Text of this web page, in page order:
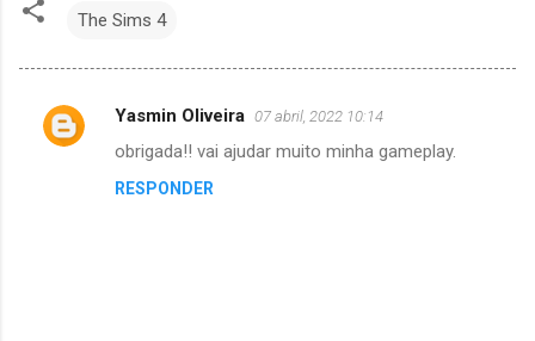
The Sims 4
C
Yasmin Oliveira 07 abril, 2022 10:14
obrigada!! vai ajudar muito minha gameplay.
RESPONDER